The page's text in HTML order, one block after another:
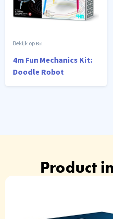
Thuiskeuken -
12 Pods -
Timer Kiemkit
- In Hoogte...
Bol
4m Fun Mechanics Kit:
Doodle Robot
Product